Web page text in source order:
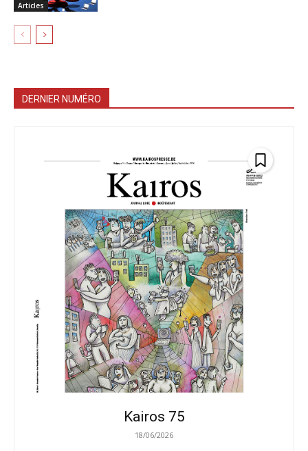
Articles
DERNIER NUMÉRO
Kairos 75
18/06/2026